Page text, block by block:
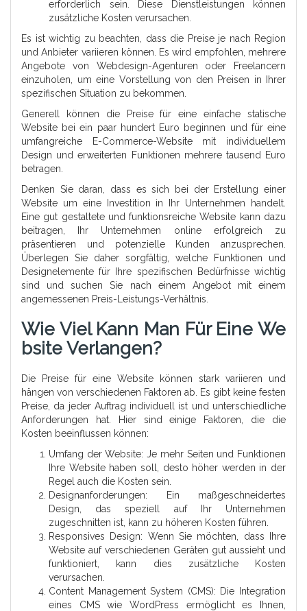
erforderlich sein. Diese Dienstleistungen können
zusätzliche Kosten verursachen.
Es ist wichtig zu beachten, dass die Preise je nach Region
und Anbieter variieren können. Es wird empfohlen, mehrere
Angebote von Webdesign-Agenturen oder Freelancern
einzuholen, um eine Vorstellung von den Preisen in Ihrer
spezifischen Situation zu bekommen.
Generell können die Preise für eine einfache statische
Website bei ein paar hundert Euro beginnen und für eine
umfangreiche E-Commerce-Website mit individuellem
Design und erweiterten Funktionen mehrere tausend Euro
betragen.
Denken Sie daran, dass es sich bei der Erstellung einer
Website um eine Investition in Ihr Unternehmen handelt.
Eine gut gestaltete und funktionsreiche Website kann dazu
beitragen, Ihr Unternehmen online erfolgreich zu
präsentieren und potenzielle Kunden anzusprechen.
Überlegen Sie daher sorgfältig, welche Funktionen und
Designelemente für Ihre spezifischen Bedürfnisse wichtig
sind und suchen Sie nach einem Angebot mit einem
angemessenen Preis-Leistungs-Verhältnis.
Wie Viel Kann Man Für Eine We
Bsite Verlangen?
Die Preise für eine Website können stark variieren und
hängen von verschiedenen Faktoren ab. Es gibt keine festen
Preise, da jeder Auftrag individuell ist und unterschiedliche
Anforderungen hat. Hier sind einige Faktoren, die die
Kosten beeinflussen können:
Umfang der Website: Je mehr Seiten und Funktionen
Ihre Website haben soll, desto höher werden in der
Regel auch die Kosten sein.
Designanforderungen: Ein maßgeschneidertes
Design, das speziell auf Ihr Unternehmen
zugeschnitten ist, kann zu höheren Kosten führen.
Responsives Design: Wenn Sie möchten, dass Ihre
Website auf verschiedenen Geräten gut aussieht und
funktioniert, kann dies zusätzliche Kosten
verursachen.
Content Management System (CMS): Die Integration
eines CMS wie WordPress ermöglicht es Ihnen,